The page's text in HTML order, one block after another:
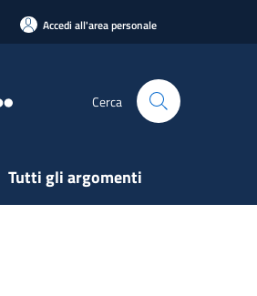
Accedi all'area personale
Cerca
Tutti gli argomenti